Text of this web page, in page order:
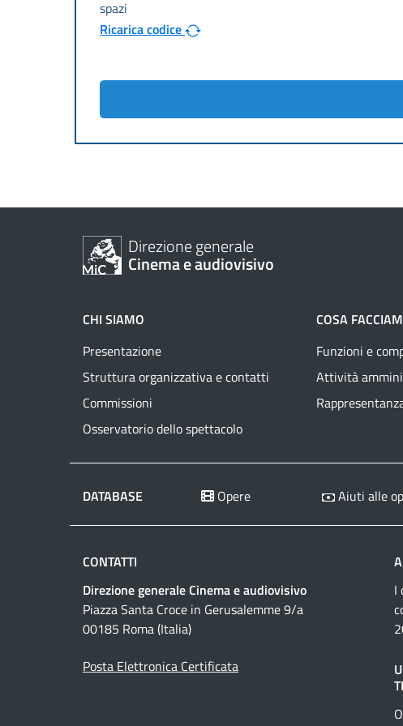
Ricarica codice
Direzione generale
Cinema e audiovisivo
CHI SIAMO
Presentazione
Struttura organizzativa e contatti
Commissioni
Osservatorio dello spettacolo
COSA
Funzioni e
Attività
DATABASE Opere Aiuti alle
CONTATTI
Direzione generale Cinema e audiovisivo
Piazza Santa Croce in Gerusalemme 9/a
00185 Roma (Italia)
Posta Elettronica Certificata
I